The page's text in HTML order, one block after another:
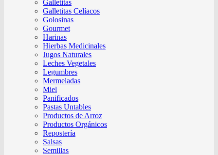
Galletitas
Galletitas Celíacos
Golosinas
Gourmet
Harinas
Hierbas Medicinales
Jugos Naturales
Leches Vegetales
Legumbres
Mermeladas
Miel
Panificados
Pastas Untables
Productos de Arroz
Productos Orgánicos
Repostería
Salsas
Semillas